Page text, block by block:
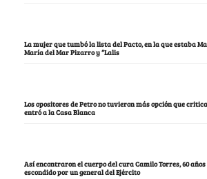
La mujer que tumbó la lista del Pacto, en la que estaba
María del Mar Pizarro y “Lalis
Los opositores de Petro no tuvieron más opción que
entró a la Casa Blanca
Así encontraron el cuerpo del cura Camilo Torres, 60
escondido por un general del Ejército